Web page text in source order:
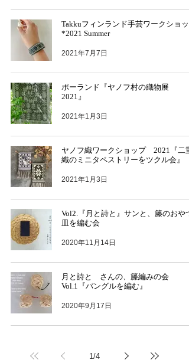
Takkuフィンランド手芸ワークショッ
*2021 Summer
2021年7月7日
ポーランド『ヤノフ村の織物展
2021』
2021年1月3日
ヤノフ織ワークショップ 2021『二重
織のミニタペストリーをツクル会』
2021年1月3日
Vol2.『月と詩と』サンと、籐のおやつ
皿を編む会
2020年11月14日
月と詩と さんの、籐編みの会
Vol.1『バングルを編む』
2020年9月17日
1 /4